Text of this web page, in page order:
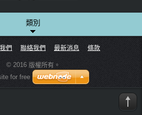
類別
們 聯絡我們 最新消息 條款
© 2016 版權所有。
for free